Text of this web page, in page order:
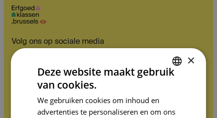
Volg ons op sociale media
Navigatie
Activiteiten en opleidingen
Lesmateriaal
×
Deze website maakt gebruik
van cookies.
We gebruiken cookies om inhoud en
advertenties te personaliseren en om ons